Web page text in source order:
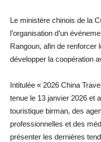
Le ministère chinois de la
l’organisation d’un
Rangoun, afin de renforcer
développer la coopération
Intitulée « 2026 China
tenue le 13 janvier 2026 et
touristique birman, des
professionnelles et des
présenter les dernières